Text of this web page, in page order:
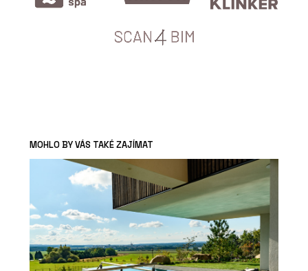
MOHLO BY VÁS TAKÉ ZAJÍMAT